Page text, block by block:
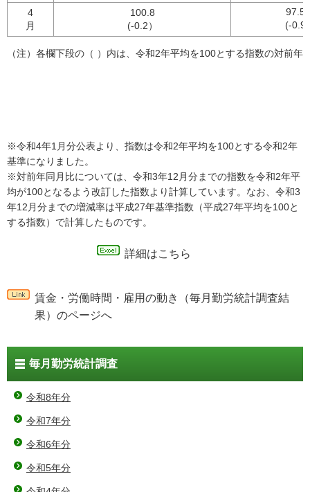
4
月
100.8
(-0.2）
97.5
(-0.9
（注）各欄下段の（ ）内は、令和2年平均を100とする指数の対前年
※令和4年1月分公表より、指数は令和2年平均を100とする令和2年
基準になりました。
※対前年同月比については、令和3年12月分までの指数を令和2年平
均が100となるよう改訂した指数より計算しています。なお、令和3
年12月分までの増減率は平成27年基準指数（平成27年平均を100と
する指数）で計算したものです。
詳細はこちら
賃金・労働時間・雇用の動き（毎月勤労統計調査結
果）のページへ
毎月勤労統計調査
令和8年分
令和7年分
令和6年分
令和5年分